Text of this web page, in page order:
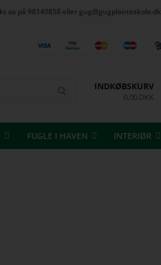
os på 98140858 eller gug@gugplanteskole.dk
INDKØBSKURV
0,00 DKK
FUGLE I HAVEN INTERIØR